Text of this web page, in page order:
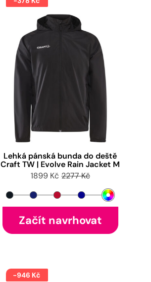
Lehká pánská bunda do deště
Craft TW | Evolve Rain Jacket M
1899 Kč 2277 Kč
Začít navrhovat
-946 Kč